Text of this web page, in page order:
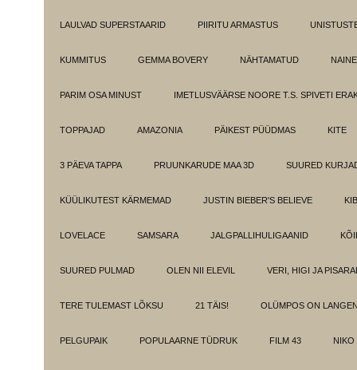
LAULVAD SUPERSTAARID PIIRITU ARMASTUS
KUMMITUS GEMMA BOVERY NÄHTAMATUD
PARIM OSA MINUST IMETLUSVÄÄRSE NOORE T.S. SPIVETI
TOPPAJAD AMAZONIA PÄIKEST PÜÜDMAS KITE
3 PÄEVA TAPPA PRUUNKARUDE MAA 3D SUURED
KÜÜLIKUTEST KÄRMEMAD JUSTIN BIEBER'S BELIEVE
LOVELACE SAMSARA JALGPALLIHULIGAANID
SUURED PULMAD OLEN NII ELEVIL VERI, HIGI JA
TERE TULEMAST LÕKSU 21 TÄIS! OLÜMPOS ON
PELGUPAIK POPULAARNE TÜDRUK FILM 43 NIKO